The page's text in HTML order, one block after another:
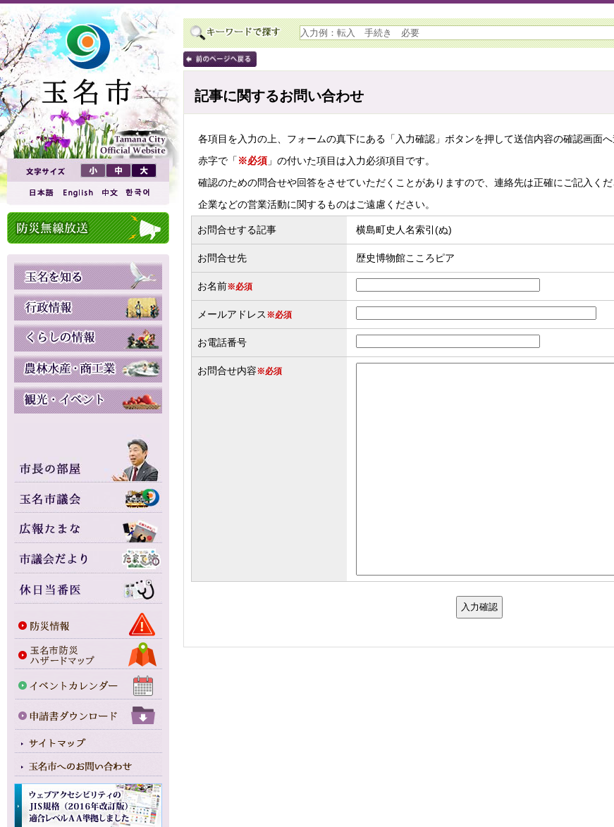
記事に関するお問い合わせ
各項目を入力の上、フォームの真下にある「入力確認」ボタンを押して送信内容の確認画面へ
赤字で「 ※必須 」の付いた項目は入力必須項目です。
確認のための問合せや回答をさせていただくことがありますので、連絡先は正確にご記入くだ
企業などの営業活動に関するものはご遠慮ください。
お問合せする記事 横島町史人名索引(ぬ)
お問合せ先 歴史博物館こころピア
お名前※必須
メールアドレス ※必須
お電話番号
お問合せ内容※必須